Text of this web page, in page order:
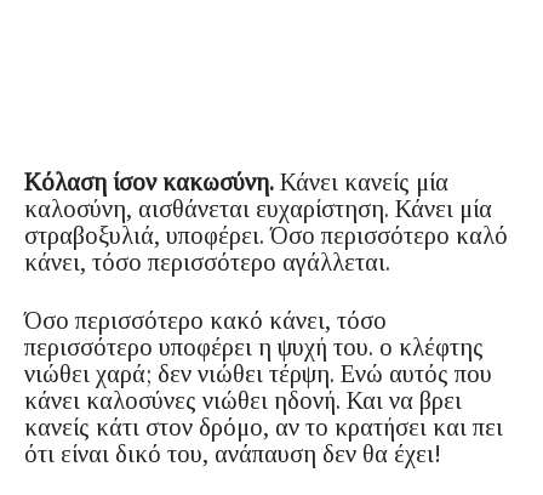
Κόλαση ίσον κακωσύνη. Κάνει κανείς μία
καλοσύνη, αισθάνεται ευχαρίστηση. Κάνει μία
στραβοξυλιά, υποφέρει. Όσο περισσότερο καλό
κάνει, τόσο περισσότερο αγάλλεται.
Όσο περισσότερο κακό κάνει, τόσο
περισσότερο υποφέρει η ψυχή του. ο κλέφτης
νιώθει χαρά; δεν νιώθει τέρψη. Ενώ αυτός που
κάνει καλοσύνες νιώθει ηδονή. Και να βρει
κανείς κάτι στον δρόμο, αν το κρατήσει και πει
ότι είναι δικό του, ανάπαυση δεν θα έχει!